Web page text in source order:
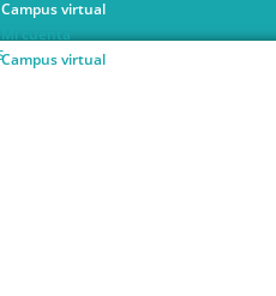
Campus virtual
Mi cuenta
Campus virtual